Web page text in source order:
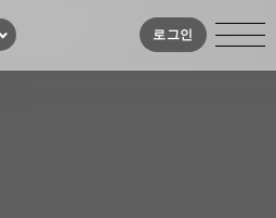
로그인